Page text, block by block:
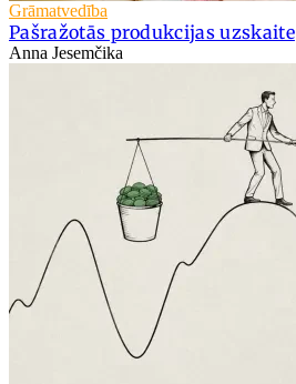
Grāmatvedība
Pašražotās produkcijas uzskaite
Anna Jesemčika